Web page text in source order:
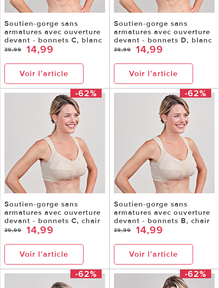
Soutien-gorge sans
armatures avec ouverture
devant - bonnets C, blanc
39,99 14,99
Voir l’article
Soutien-gorge sans
armatures avec ouverture
devant - bonnets D, blanc
39,99 14,99
Voir l’article
-62%
Soutien-gorge sans
armatures avec ouverture
devant - bonnets C, chair
39,99 14,99
Voir l’article
-62%
Soutien-gorge sans
armatures avec ouverture
devant - bonnets B, chair
39,99 14,99
Voir l’article
-62% -62%